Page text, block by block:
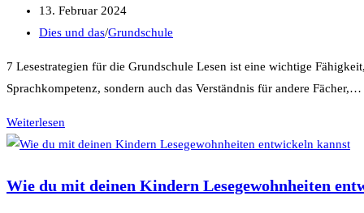
Autor:
Beitrag
veröffentlicht:
13. Februar 2024
Beitrags-
Dies und das/Grundschule
7 Lesestrategien für die Grundschule Lesen ist eine wichtige
Sprachkompetenz, sondern auch das Verständnis für andere Fächer,…
Weiterlesen
Lesestrategien
die
Wie du mit deinen Kindern Lesegewohnheiten